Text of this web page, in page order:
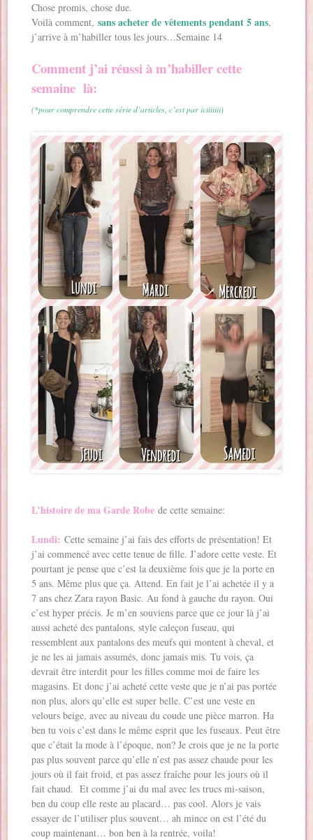
Chose promis, chose due.
Voilà comment,sans acheter de vêtements pendant 5 ans,
j’arrive à m’habiller tous les jours…Semaine 14
Comment j’ai réussi à m’habiller cette
semaine là:
(*pour comprendre cette série d’articles, c’est par iciiiiiii)
L’histoire de ma Garde Robe de cette semaine:
Lundi: Cette semaine j’ai fais des efforts de présentation! Et
j’ai commencé avec cette tenue de fille. J’adore cette veste. Et
pourtant je pense que c’est la deuxième fois que je la porte en
5 ans. Même plus que ça. Attend. En fait je l’ai achetée il y a
7 ans chez Zara rayon Basic. Au fond à gauche du rayon. Oui
c’est hyper précis. Je m’en souviens parce que ce jour là j’ai
aussi acheté des pantalons, style caleçon fuseau, qui
ressemblent aux pantalons des meufs qui montent à cheval, et
je ne les ai jamais assumés, donc jamais mis. Tu vois, ça
devrait être interdit pour les filles comme moi de faire les
magasins. Et donc j’ai acheté cette veste que je n’ai pas portée
non plus, alors qu’elle est super belle. C’est une veste en
velours beige, avec au niveau du coude une pièce marron. Ha
ben tu vois c’est dans le même esprit que les fuseaux. Peut être
que c’était la mode à l’époque, non? Je crois que je ne la porte
pas plus souvent parce qu’elle n’est pas assez chaude pour les
jours où il fait froid, et pas assez fraîche pour les jours où il
fait chaud. Et comme j’ai du mal avec les trucs mi-saison,
ben du coup elle reste au placard… pas cool. Alors je vais
essayer de l’utiliser plus souvent… ah mince on est l’été du
coup maintenant… bon ben à la rentrée, voila!